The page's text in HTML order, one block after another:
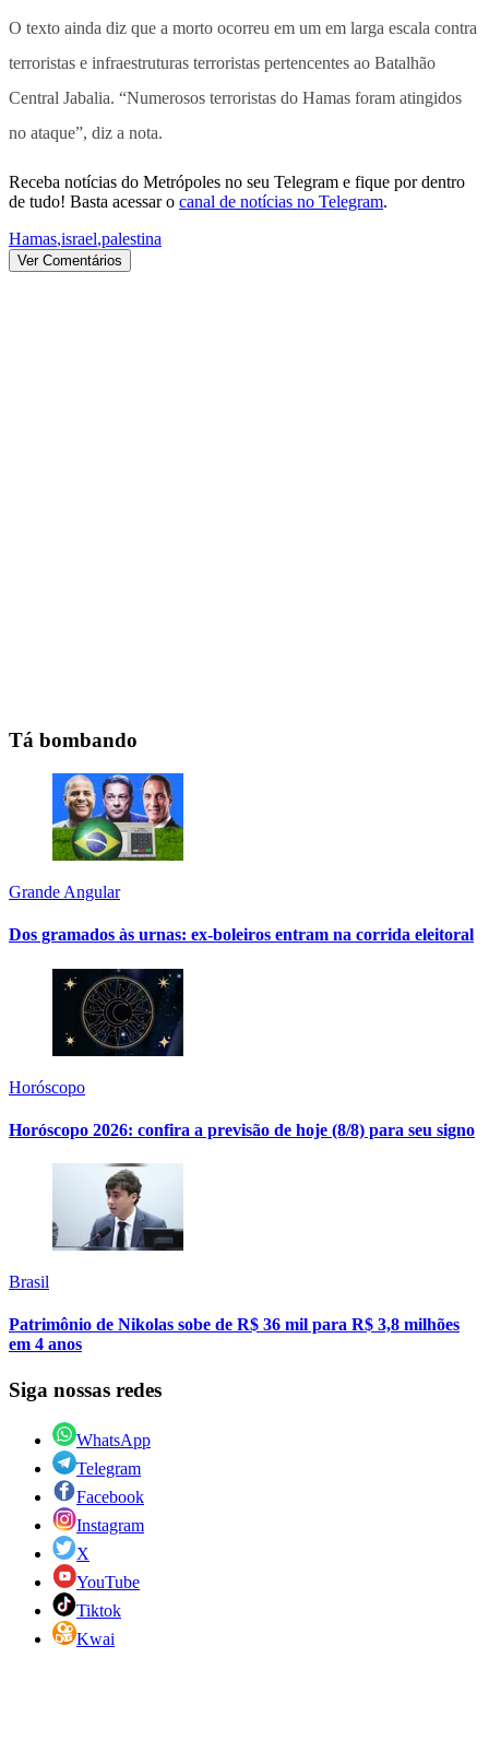
O texto ainda diz que a morto ocorreu em um em larga escala contra
terroristas e infraestruturas terroristas pertencentes ao Batalhão
Central Jabalia. “Numerosos terroristas do Hamas foram atingidos
no ataque”, diz a nota.
Receba notícias do Metrópoles no seu Telegram e fique por dentro
de tudo! Basta acessar o canal de notícias no Telegram.
Hamas,israel,palestina
Ver Comentários
Tá bombando
Grande Angular
Dos gramados às urnas: ex-boleiros entram na corrida eleitoral
Horóscopo
Horóscopo 2026: confira a previsão de hoje (8/8) para seu signo
Brasil
Patrimônio de Nikolas sobe de R$ 36 mil para R$ 3,8 milhões
em 4 anos
Siga nossas redes
WhatsApp
Telegram
Facebook
Instagram
X
YouTube
Tiktok
Kwai